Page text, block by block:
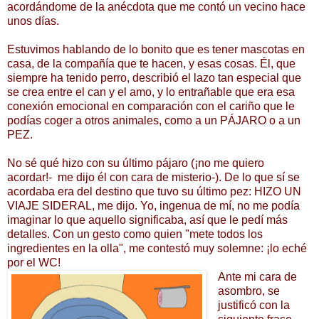
acordándome de la anécdota que me contó un vecino hace
unos días.
Estuvimos hablando de lo bonito que es tener mascotas en
casa, de la compañía que te hacen, y esas cosas. Él, que
siempre ha tenido perro, describió el lazo tan especial que
se crea entre el can y el amo, y lo entrañable que era esa
conexión emocional en comparación con el cariño que le
podías coger a otros animales, como a un PÁJARO o a un
PEZ.
No sé qué hizo con su último pájaro (¡no me quiero
acordar!- me dijo él con cara de misterio-). De lo que sí se
acordaba era del destino que tuvo su último pez: HIZO UN
VIAJE SIDERAL, me dijo. Yo, ingenua de mí, no me podía
imaginar lo que aquello significaba, así que le pedí más
detalles. Con un gesto como quien "mete todos los
ingredientes en la olla", me contestó muy solemne: ¡lo eché
por el WC!
Ante mi cara de
asombro, se
justificó con la